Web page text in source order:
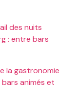
des nuits
: entre bars
la gastronomie
animés et